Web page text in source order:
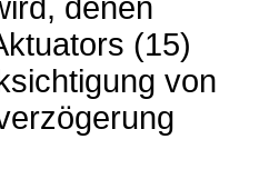
denen
(15)
von